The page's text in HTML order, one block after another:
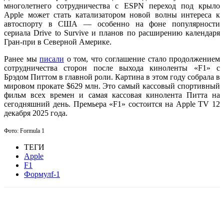
многолетнего сотрудничества с ESPN переход под крыло
Apple может стать катализатором новой волны интереса к
автоспорту в США — особенно на фоне популярности
сериала Drive to Survive и планов по расширению календаря
Гран-при в Северной Америке.
Ранее мы писали о том, что соглашение стало продолжением
сотрудничества сторон после выхода киноленты «F1» с
Брэдом Питтом в главной роли. Картина в этом году собрала в
мировом прокате $629 млн. Это самый кассовый спортивный
фильм всех времен и самая кассовая кинолента Питта на
сегодняшний день. Премьера «F1» состоится на Apple TV 12
декабря 2025 года.
Фото: Formula 1
ТЕГИ
Apple
F1
Формулf-1